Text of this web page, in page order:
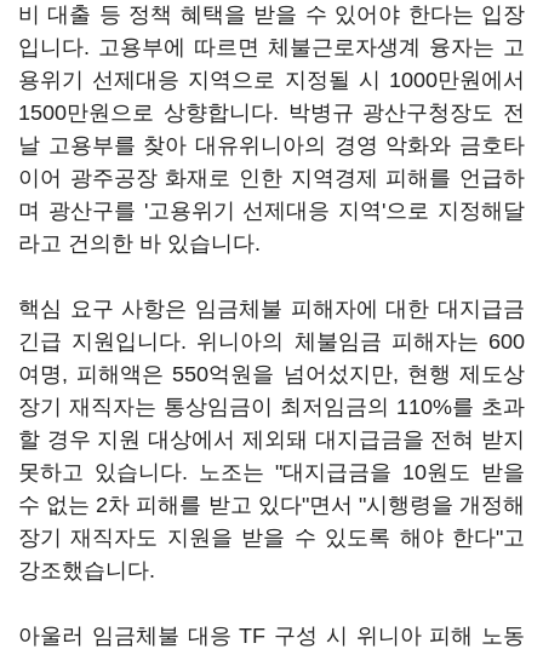
비 대출 등 정책 혜택을 받을 수 있어야 한다는 입장
입니다. 고용부에 따르면 체불근로자생계 융자는 고
용위기 선제대응 지역으로 지정될 시 1000만원에서
1500만원으로 상향합니다. 박병규 광산구청장도 전
날 고용부를 찾아 대유위니아의 경영 악화와 금호타
이어 광주공장 화재로 인한 지역경제 피해를 언급하
며 광산구를 '고용위기 선제대응 지역'으로 지정해달
라고 건의한 바 있습니다.
핵심 요구 사항은 임금체불 피해자에 대한 대지급금
긴급 지원입니다. 위니아의 체불임금 피해자는 600
여명, 피해액은 550억원을 넘어섰지만, 현행 제도상
장기 재직자는 통상임금이 최저임금의 110%를 초과
할 경우 지원 대상에서 제외돼 대지급금을 전혀 받지
못하고 있습니다. 노조는 "대지급금을 10원도 받을
수 없는 2차 피해를 받고 있다"면서 "시행령을 개정해
장기 재직자도 지원을 받을 수 있도록 해야 한다"고
강조했습니다.
아울러 임금체불 대응 TF 구성 시 위니아 피해 노동